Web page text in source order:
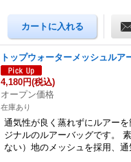
トップウォーターメッシュルア
4,180円(税込)
オープン価格
在庫あり
通気性が良く蒸れずにルアー
ジナルのルアーバッグです。
ない）地のメッシュを採用、